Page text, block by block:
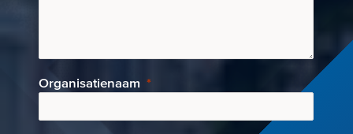
Organisatienaam